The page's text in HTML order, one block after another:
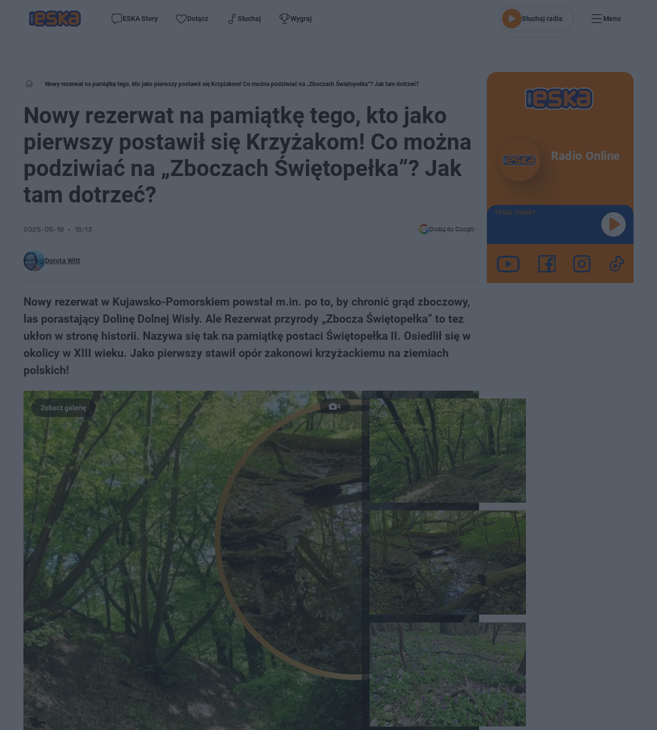
ESKA Story Dołącz Słuchaj Wygraj Słuchaj radia Menu
Nowy rezerwat na pamiątkę tego, kto jako pierwszy postawił się Krzyżakom! Co można podziwiać na „Zboczach Świętopełka”? Jak tam dotrzeć?
Nowy rezerwat na pamiątkę tego, kto jako
pierwszy postawił się Krzyżakom! Co można
podziwiać na „Zboczach Świętopełka”? Jak
tam dotrzeć?
Dorota Witt
2025-05-19 15:13 Dodaj do Google
Nowy rezerwat w Kujawsko-Pomorskiem powstał m.in. po to, by chronić grąd zboczowy,
las porastający Dolinę Dolnej Wisły. Ale Rezerwat przyrody „Zbocza Świętopełka” to tez
ukłon w stronę historii. Nazywa się tak na pamiątkę postaci Świętopełka II. Osiedlił się w
okolicy w XIII wieku. Jako pierwszy stawił opór zakonowi krzyżackiemu na ziemiach
polskich!
4
Radio Online
TERAZ GRAMY